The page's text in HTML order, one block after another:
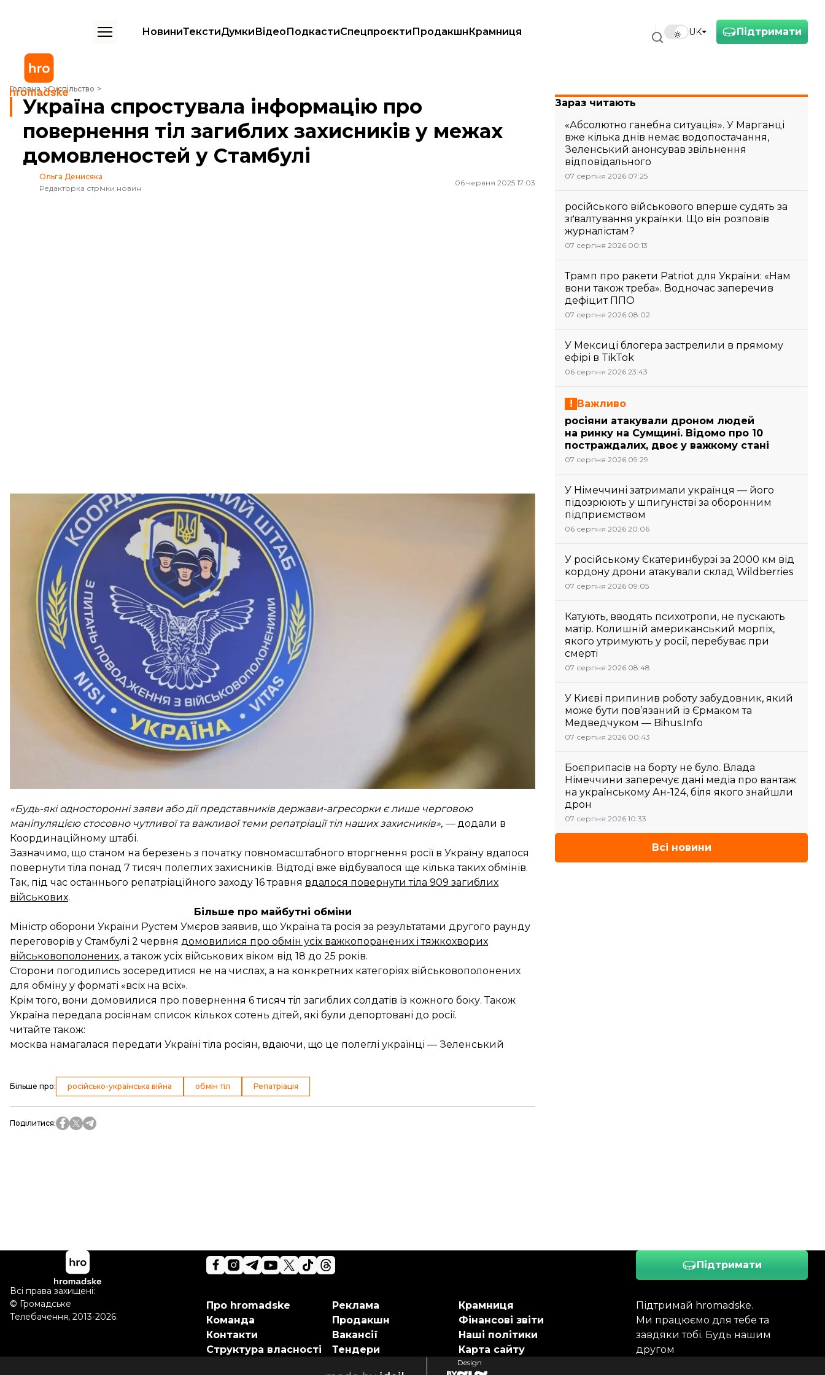
Підтримати
UK
НовиниТекстиДумкиВідеоПодкастиСпецпроєктиПродакшнКрамниця
Головна Суспільство
Україна спростувала інформацію про повернення тіл загиблих захисників у межах домовленостей у Стамбулі
Україна спростувала інформацію про
повернення тіл загиблих захисників у межах
домовленостей у Стамбулі
Ольга Денисяка
Редакторка стрічки новин
06 червня 2025 17:03
Ілюстративне фото
Координаційний штаб з питань поводження з військовополоненими
В Україні заперечили інформацію, яку поширили низка російських медіа, про начебто початок
повернення тіл загиблих військових за результатами домовленостей у Стамбулі.
Про цеповідомив
Координаційний штаб з питань поводження з військовополоненими.
Там кажуть, що заяви представників рф про начебто початок повернення тіл або репатріаційних
заходів за результатами домовленостей у Стамбулі не відповідають дійсності.
За даними штабу, зараз триває підготовка до обміну важкохворих, важкопоранених, молоді та
повернення тіл полеглих захисників.
«Будь-які односторонні заяви або дії представників держави-агресорки є лише черговою
маніпуляцією стосовно чутливої та важливої теми репатріації тіл наших захисників», — додали в
Координаційному штабі.
Зазначимо, що станом на березень з початку повномасштабного вторгнення росії в Україну вдалося
повернути тіла понад 7 тисяч полеглих захисників. Відтоді вже відбувалося ще кілька таких обмінів.
Так, під час останнього репатріаційного заходу 16 травня вдалося повернути тіла 909 загиблих
військових.
Більше про майбутні обміни
Міністр оборони України Рустем Умєров заявив, що Україна та росія за результатами другого раунду
переговорів у Стамбулі 2 червня домовилися про обмін усіх важкопоранених і тяжкохворих
військовополонених, а також усіх військових віком від 18 до 25 років.
Сторони погодились зосередитися не на числах, а на конкретних категоріях військовополонених
для обміну у форматі «всіх на всіх».
Крім того, вони домовилися про повернення 6 тисяч тіл загиблих солдатів із кожного боку. Також
Україна передала росіянам список кількох сотень дітей, які були депортовані до росії.
читайте також:
москва намагалася передати Україні тіла росіян, вдаючи, що це полеглі українці — Зеленський
Більше про: російсько-українська війна обмін тіл Репатріація
Поділитися:
Зараз читають
«Абсолютно ганебна ситуація». У Марганці
вже кілька днів немає водопостачання,
Зеленський анонсував звільнення
відповідального
07 серпня 2026 07:25
російського військового вперше судять за
зґвалтування українки. Що він розповів
журналістам?
07 серпня 2026 00:13
Трамп про ракети Patriot для України: «Нам
вони також треба». Водночас заперечив
дефіцит ППО
07 серпня 2026 08:02
У Мексиці блогера застрелили в прямому
ефірі в TikTok
06 серпня 2026 23:43
Важливо
росіяни атакували дроном людей
на ринку на Сумщині. Відомо про 10
постраждалих, двоє у важкому стані
07 серпня 2026 09:29
У Німеччині затримали українця — його
підозрюють у шпигунстві за оборонним
підприємством
06 серпня 2026 20:06
У російському Єкатеринбурзі за 2000 км від
кордону дрони атакували склад Wildberries
07 серпня 2026 09:05
Катують, вводять психотропи, не пускають
матір. Колишній американський морпіх,
якого утримують у росії, перебуває при
смерті
07 серпня 2026 08:48
У Києві припинив роботу забудовник, який
може бути пов’язаний із Єрмаком та
Медведчуком — Bihus.Info
07 серпня 2026 00:43
Боєприпасів на борту не було. Влада
Німеччини заперечує дані медіа про вантаж
на українському Ан-124, біля якого знайшли
дрон
07 серпня 2026 10:33
Всі новини
Підтримати
Підтримай hromadske.
Ми працюємо для тебе та
завдяки тобі. Будь нашим
другом
Про hromadske
Команда
Контакти
Структура власності
Реклама
Продакшн
Вакансії
Тендери
Крамниця
Фінансові звіти
Наші політики
Карта сайту
Всі права захищені:
© Громадське
Телебачення, 2013-2026.
Design